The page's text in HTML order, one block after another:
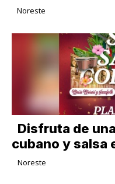
Noreste
Disfruta de
cubano y salsa
Noreste